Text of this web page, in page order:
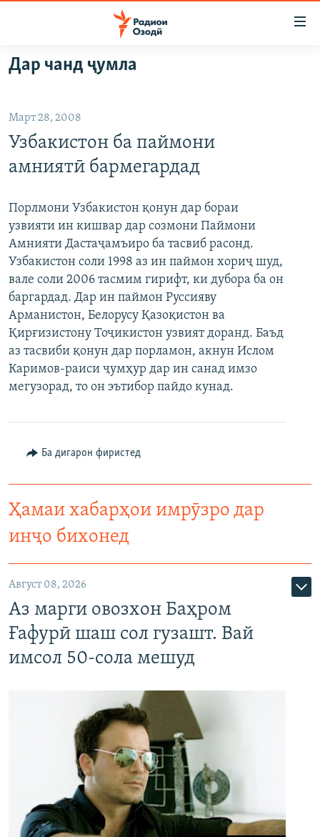
Ҷаҳиш
ба
аслӣ
Ҷаҳиш
ба
феҳристи
Ҷаҳиш
ҷустор
ГӮШАҲО
ОСИЁИ МАРКАЗӢ
ФАРҲАНГ
МЕҲМОНИ ОЗОДӢ
ВАРЗИШ
РӮЗГОРИ МУҲОҶИР
ҶАНГ ДАР УКРАИНА
НАЗАРИ МАРДУМ
БЛОГИСТОН
ОЗОДӢ ОНЛАЙН
ЧАНДРАСОНАӢ
ВИДЕО
НИГОРИСТОН
ГУЗОРИШҲОИ РАДИОӢ
РӮЙХАТҲО
КИТОБҲОИ ОЗОДӢ
Русский
ПАЙГИРӢ КУНЕД
Ҳамаи сомонаҳои RFE/RL
Дар чанд ҷумла
Март 28, 2008
Узбакистон ба паймони
амниятӣ бармегардад
Порлмони Узбакистон қонун дар бораи
узвияти ин кишвар дар созмони Паймони
Амнияти Дастаҷамъиро ба тасвиб расонд.
Узбакистон соли 1998 аз ин паймон хориҷ шуд,
вале соли 2006 тасмим гирифт, ки дубора ба он
баргардад. Дар ин паймон Руссияву
Арманистон, Белорусу Қазоқистон ва
Қирғизистону Тоҷикистон узвият доранд. Баъд
аз тасвиби қонун дар порламон, акнун Ислом
Каримов-раиси ҷумҳур дар ин санад имзо
мегузорад, то он эътибор пайдо кунад.
Ба дигарон фиристед
Ҳамаи хабарҳои имрӯзро дар
инҷо бихонед
Август 08, 2026
Аз марги овозхон Баҳром
Ғафурӣ шаш сол гузашт. Вай
имсол 50-сола мешуд